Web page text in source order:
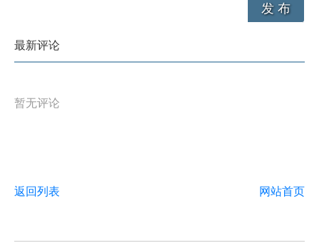
发 布
最新评论
暂无评论
返回列表 网站首页